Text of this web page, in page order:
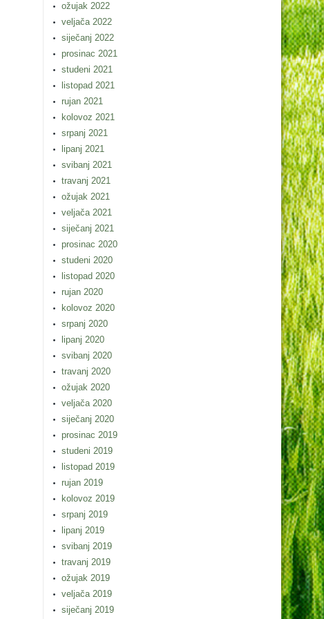
ožujak 2022
veljača 2022
siječanj 2022
prosinac 2021
studeni 2021
listopad 2021
rujan 2021
kolovoz 2021
srpanj 2021
lipanj 2021
svibanj 2021
travanj 2021
ožujak 2021
veljača 2021
siječanj 2021
prosinac 2020
studeni 2020
listopad 2020
rujan 2020
kolovoz 2020
srpanj 2020
lipanj 2020
svibanj 2020
travanj 2020
ožujak 2020
veljača 2020
siječanj 2020
prosinac 2019
studeni 2019
listopad 2019
rujan 2019
kolovoz 2019
srpanj 2019
lipanj 2019
svibanj 2019
travanj 2019
ožujak 2019
veljača 2019
siječanj 2019